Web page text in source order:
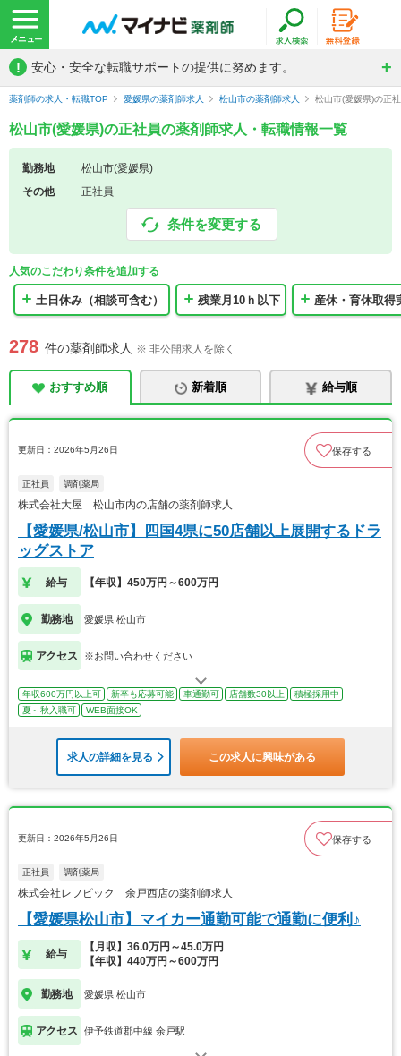
! 安心・安全な転職サポートの提供に努めます。
薬剤師の求人・転職TOP 愛媛県の薬剤師求人 松山市の薬剤師求人 松山市(愛媛県)の正
松山市(愛媛県)の正社員の薬剤師求人・転職情報一覧
勤務地
松山市(愛媛県)
その他
正社員
条件を変更する
人気のこだわり条件を追加する
土日休み（相談可含む） 残業月10ｈ以下 産休・育休取得
278 件の薬剤師求人 ※ 非公開求人を除く
おすすめ順 新着順 給与順
更新日：2026年5月26日 保存する
正社員 調剤薬局
株式会社大屋 松山市内の店舗の薬剤師求人
【愛媛県/松山市】四国4県に50店舗以上展開するドラ
ッグストア
給与 【年収】450万円～600万円
勤務地 愛媛県 松山市
アクセス ※お問い合わせください
年収600万円以上可 新卒も応募可能 車通勤可 店舗数30以上
積極採用中
夏～秋入職可
WEB面接OK
求人の詳細を見る この求人に興味がある
更新日：2026年5月26日 保存する
正社員 調剤薬局
株式会社レフピック 余戸西店の薬剤師求人
【愛媛県松山市】マイカー通勤可能で通勤に便利♪
給与
【月収】36.0万円～45.0万円
【年収】440万円～600万円
勤務地 愛媛県 松山市
アクセス 伊予鉄道郡中線 余戸駅